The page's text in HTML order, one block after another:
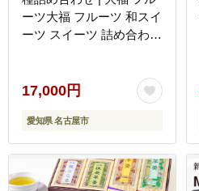
ーツ大福 フルーツ 和スイ
ーツ スイーツ 詰め合わせ
和菓子 手土産 贈り物 ギ
フト おしゃれ 送料無料
17,000円
愛知県 名古屋市